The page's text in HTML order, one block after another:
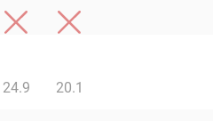
24.9 20.1